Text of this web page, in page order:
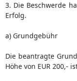
3. Die Beschwerde
Erfolg.
a) Grundgebühr
Die beantragte
Höhe von EUR 200,-